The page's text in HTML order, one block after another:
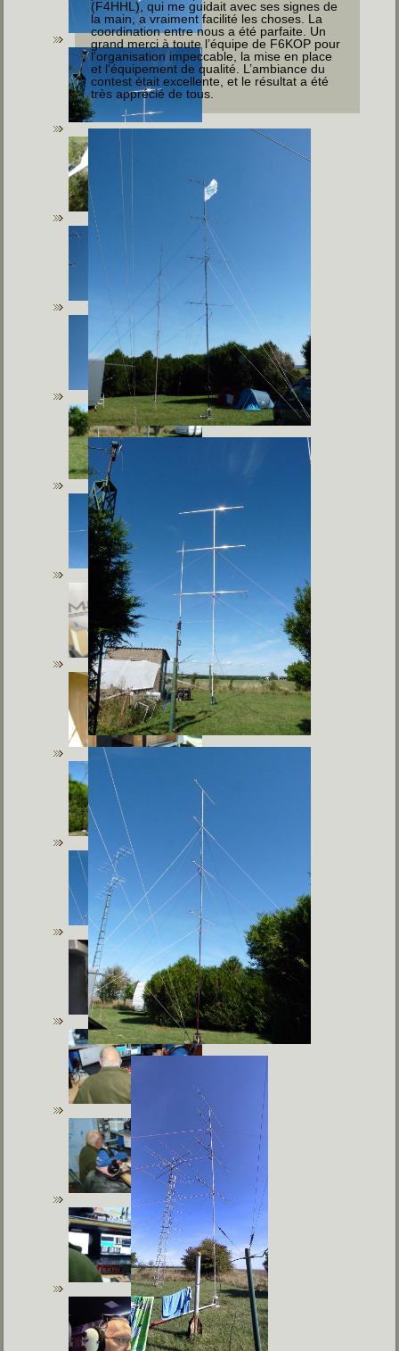
(F4HHL), qui me guidait avec ses signes de
la main, a vraiment facilité les choses. La
coordination entre nous a été parfaite. Un
grand merci à toute l’équipe de F6KOP pour
l'organisation impeccable, la mise en place
et l'équipement de qualité. L’ambiance du
contest était excellente, et le résultat a été
très apprécié de tous.